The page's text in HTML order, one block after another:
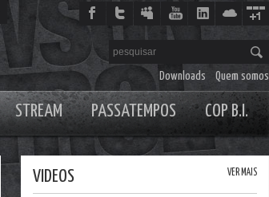
Downloads Quem somos
STREAM PASSATEMPOS COP B.I.
VIDEOS VER MAIS